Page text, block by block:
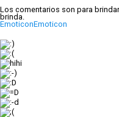
Los comentarios son para
brinda.
EmoticonEmoticon
:)
:(
hihi
:-)
:D
=D
:-d
;(